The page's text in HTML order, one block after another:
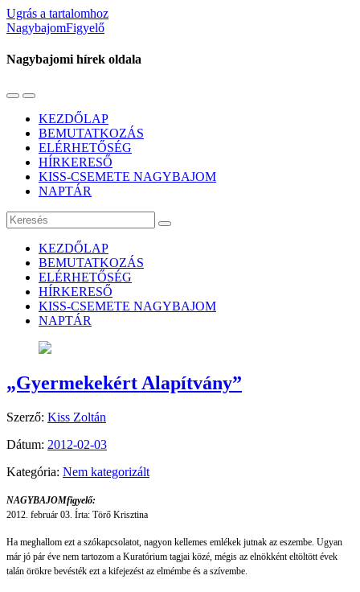
Ugrás a tartalomhoz
NagybajomFigyelő
Nagybajomi hírek oldala
Váltás
mobil
menüre
Használja
keresés
mezőt
KEZDŐLAP
BEMUTATKOZÁS
ELÉRHETŐSÉG
HÍRKERESŐ
KISS-CSEMETE NAGYBAJOM
NAPTÁR
Keresés
KEZDŐLAP
BEMUTATKOZÁS
ELÉRHETŐSÉG
HÍRKERESŐ
KISS-CSEMETE NAGYBAJOM
NAPTÁR
„Gyermekekért Alapítvány”
Szerző: Kiss Zoltán
Dátum: 2012-02-03
Kategória: Nem kategorizált
NAGYBAJOMfigyelő:
2012. február 03. Írta: Törő Krisztina
Ha meghallom ezt a szókapcsolatot, nagyon kellemes emlékek jutnak az eszembe. Ugyan
már jó pár éve nem tartozom a Kuratórium tagjai közé, mégis az elnökként eltöltött évek
talán örökre bevésték ezt a kifejezést az elmémbe és a szívembe.